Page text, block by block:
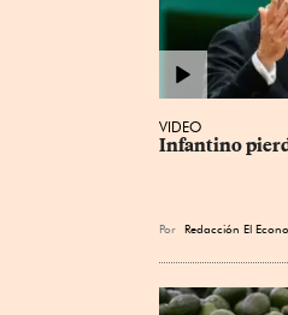
VIDEO
Infantino
Por Redacción El